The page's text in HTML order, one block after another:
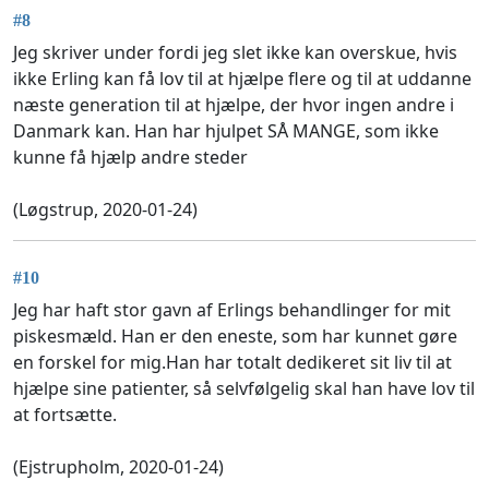
#8
Jeg skriver under fordi jeg slet ikke kan overskue, hvis
ikke Erling kan få lov til at hjælpe flere og til at uddanne
næste generation til at hjælpe, der hvor ingen andre i
Danmark kan. Han har hjulpet SÅ MANGE, som ikke
kunne få hjælp andre steder
(Løgstrup, 2020-01-24)
#10
Jeg har haft stor gavn af Erlings behandlinger for mit
piskesmæld. Han er den eneste, som har kunnet gøre
en forskel for mig.Han har totalt dedikeret sit liv til at
hjælpe sine patienter, så selvfølgelig skal han have lov til
at fortsætte.
(Ejstrupholm, 2020-01-24)